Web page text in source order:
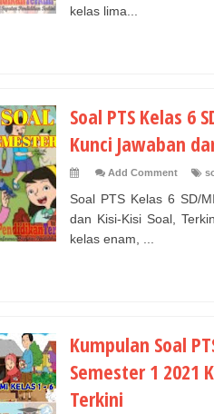
kelas lima...
Soal PTS Kelas 6
Kunci Jawaban
Add Comment
Soal PTS Kelas 6 SD/
dan Kisi-Kisi Soal,
kelas enam, ...
Kumpulan Soal
Semester 1 2021
Terkini